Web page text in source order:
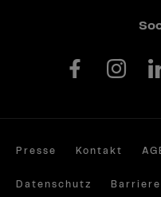
Presse Kontakt
Datenschutz